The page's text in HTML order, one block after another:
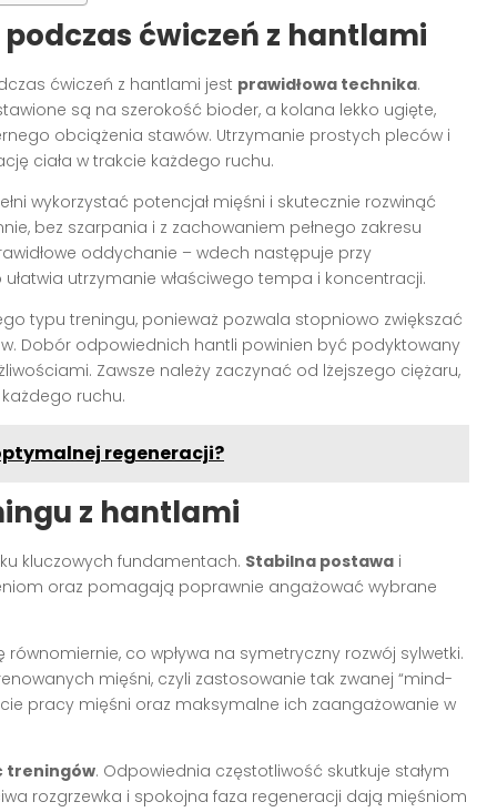
ćwiczeń z hantlami
ćwiczeń z hantlami jest prawidłowa technika.
są na szerokość bioder, a kolana lekko ugięte,
obciążenia stawów. Utrzymanie prostych pleców i
ciała w trakcie każdego ruchu.
wykorzystać potencjał mięśni i skutecznie rozwinąć
bez szarpania i z zachowaniem pełnego zakresu
oddychanie – wdech następuje przy
utrzymanie właściwego tempa i koncentracji.
typu treningu, ponieważ pozwala stopniowo zwiększać
Dobór odpowiednich hantli powinien być podyktowany
Zawsze należy zaczynać od lżejszego ciężaru,
ruchu.
regeneracji?
z hantlami
kluczowych fundamentach. Stabilna postawa i
oraz pomagają poprawnie angażować wybrane
co wpływa na symetryczny rozwój sylwetki.
mięśni, czyli zastosowanie tak zwanej “mind-
pracy mięśni oraz maksymalne ich zaangażowanie w
treningów. Odpowiednia częstotliwość skutkuje stałym
rozgrzewka i spokojna faza regeneracji dają mięśniom